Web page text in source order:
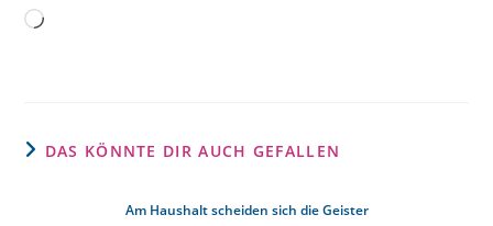
DAS KÖNNTE DIR AUCH GEFALLEN
Am Haushalt scheiden sich die Geister